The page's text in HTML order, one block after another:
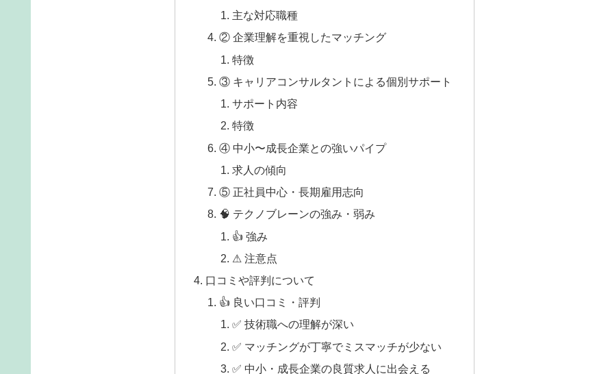
主な対応職種
② 企業理解を重視したマッチング
特徴
③ キャリアコンサルタントによる個別サポート
サポート内容
特徴
④ 中小〜成長企業との強いパイプ
求人の傾向
⑤ 正社員中心・長期雇用志向
🧠 テクノブレーンの強み・弱み
👍 強み
⚠ 注意点
口コミや評判について
👍 良い口コミ・評判
✅ 技術職への理解が深い
✅ マッチングが丁寧でミスマッチが少ない
✅ 中小・成長企業の良質求人に出会える